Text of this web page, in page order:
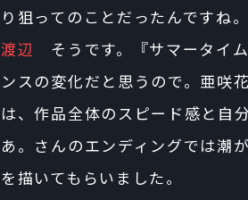
り狙ってのことだったんですね。
渡辺
そうです。『サマータイ
ンスの変化だと思うので。亜咲
は、作品全体のスピード感と自
あ。さんのエンディングでは潮
を描いてもらいました。